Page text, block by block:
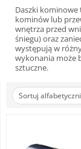
Daszki
kominów lub
wnętrza przed
śniegu) oraz
występują w
wykonania może
sztuczne.
Sortuj